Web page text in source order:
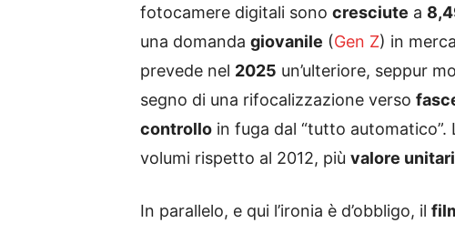
fotocamere digitali sono cresciute a
una domanda giovanile (Gen Z) in
prevede nel 2025 un’ulteriore, seppur
segno di una rifocalizzazione verso
controllo in fuga dal “tutto
volumi rispetto al 2012, più valore
In parallelo, e qui l’ironia è d’obbligo, il